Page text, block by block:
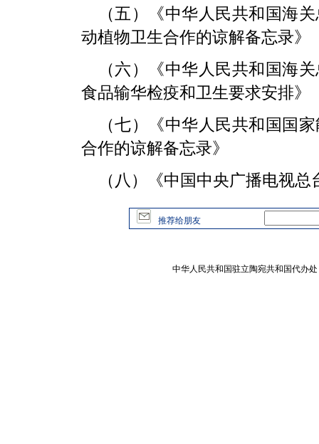
（五）《中华人民共和国海
动植物卫生合作的谅解备忘录》
（六）《中华人民共和国海
食品输华检疫和卫生要求安排》
（七）《中华人民共和国国
合作的谅解备忘录》
（八）《中国中央广播电视
推荐给朋友
中华人民共和国驻立陶宛共和国代办处